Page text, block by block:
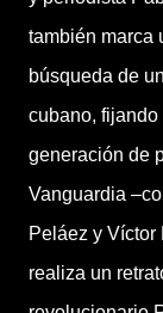
también marca
búsqueda de
cubano,
generación de
Vanguardia
Peláez y Víctor
realiza un